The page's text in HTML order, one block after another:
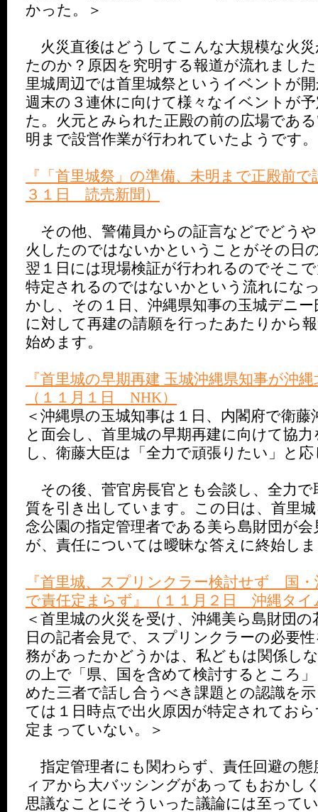
かった。＞
火災直後はどうしてこんな大規模な火
たのか？原因を究明する報道が流れまし
里城周辺では首里城祭というイベントが
週末の３連休に向けて様々なイベントが
た。火元とみられた正殿の前の広場であ
明まで設営作業が行われていたようです。
『「首里城祭」の準備、未明まで正殿前
３１日 読売新聞）
その他、警備員からの証言などでどう
火したのではないかということがその日
翌１日には現場検証が行われるのでそこ
特定されるのではないかという流れにな
かし、その１日、沖縄県知事の玉城デニ
に対して再建の請願を行ったあたりから
始めます。
『首里城の早期再建 玉城沖縄県知事が沖
（１１月１日 NHK）
＜沖縄県の玉城知事は１日、内閣府で衛藤
と面会し、首里城の早期再建に向けて協
し、衛藤大臣は「全力で頑張りたい」と
その後、菅官房長官とも会談し、全力で
質を引き出しています。この日は、首里
念公園の指定管理者である美ら島財団が
が、責任については曖昧な答えに終始し
『首里城、スプリンクラー検討せず 国・
で責任定まらず』（１１月２日 沖縄タイ
＜首里城の火災を受け、沖縄美ら島財団
日の記者会見で、スプリンクラーの必要
務があったかどうかは、私どもは関係し
の上で「県、国を含めて検討するところ
めた三者で話し合うべき課題との認識を
ては１日時点で出火原因が特定されてお
定まっていない。＞
指定管理者にも関わらず、責任回避の
ィアから大バッシングがあってもおかし
思議なことにそういった議論には至って